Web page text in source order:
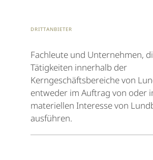
Drittanbieter
Fachleute und Unternehmen,
Tätigkeiten innerhalb der
Kerngeschäftsbereiche von
entweder im Auftrag von oder
materiellen Interesse von
ausführen.